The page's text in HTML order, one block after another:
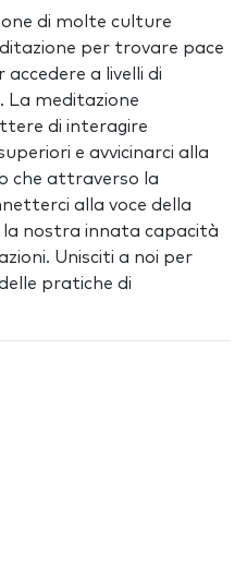
di molte culture
per trovare pace
a livelli di
La meditazione
di interagire
e avvicinarci alla
che attraverso la
alla voce della
la nostra innata capacità
Unisciti a noi per
pratiche di